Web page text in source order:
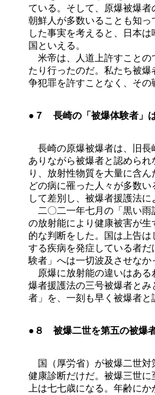
ている。そして、原爆被爆
朝鮮人が多数いることも知
した事実を考えると、日本
国といえる。
米帝は、人道上許すことの
たり行ったのだ。私たち被
争犯罪を許すことなく、そ
●７ 長崎の「被爆体験者」
長崎の原爆被爆者は、旧長
ありながら被爆者と認めら
り、放射性物質を大量に含
どの病に罹った人々が多数
して差別し、被爆者援護法
二〇二一年七月の「黒い雨
の放射能により健康被害が
的な判断をした。国は上告
する疾病を発症している者
験者」へは一切波及させなか
原爆に放射能の違いはある
爆者援護法の三号被爆者と
者」を、一刻も早く被爆者
●８ 被爆二世を第五の被爆
国（厚労省）が被爆二世対
健康診断だけだ。被爆三世
上は七七歳になる。年齢に